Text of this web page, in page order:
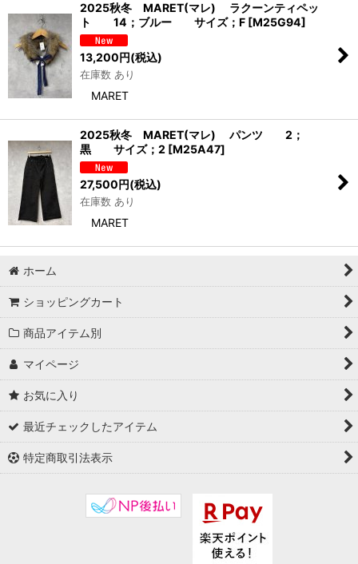
2025秋冬 MARET(マレ) ラクーンティペッ
ト 14；ブルー サイズ；F [M25G94]
13,200円(税込)
在庫数 あり
MARET
2025秋冬 MARET(マレ) パンツ 2；
黒 サイズ；2 [M25A47]
27,500円(税込)
在庫数 あり
MARET
ホーム
ショッピングカート
商品アイテム別
マイページ
お気に入り
最近チェックしたアイテム
特定商取引法表示